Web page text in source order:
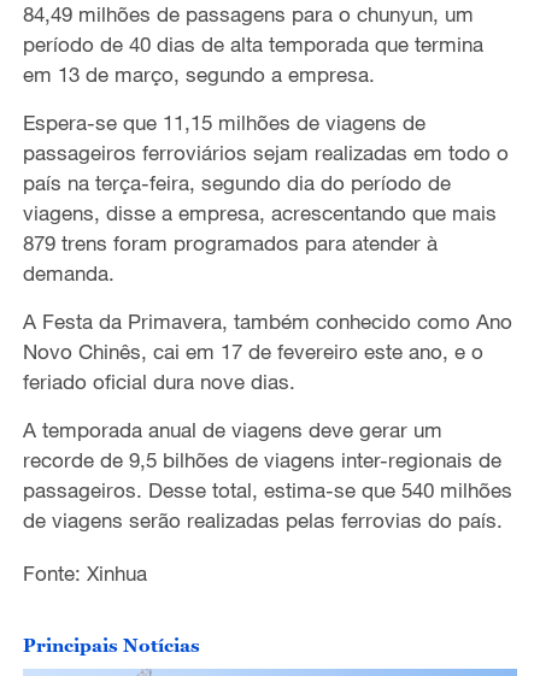
84,49 milhões de passagens para o chunyun, um
período de 40 dias de alta temporada que termina
em 13 de março, segundo a empresa.
Espera-se que 11,15 milhões de viagens de
passageiros ferroviários sejam realizadas em todo o
país na terça-feira, segundo dia do período de
viagens, disse a empresa, acrescentando que mais
879 trens foram programados para atender à
demanda.
A Festa da Primavera, também conhecido como Ano
Novo Chinês, cai em 17 de fevereiro este ano, e o
feriado oficial dura nove dias.
A temporada anual de viagens deve gerar um
recorde de 9,5 bilhões de viagens inter-regionais de
passageiros. Desse total, estima-se que 540 milhões
de viagens serão realizadas pelas ferrovias do país.
Fonte: Xinhua
Principais Notícias